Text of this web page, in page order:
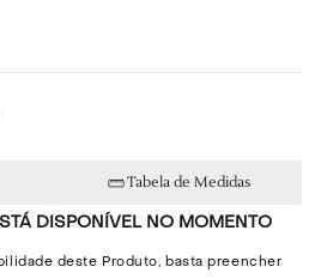
Tabela de Medidas
DISPONÍVEL NO MOMENTO
deste Produto, basta preencher